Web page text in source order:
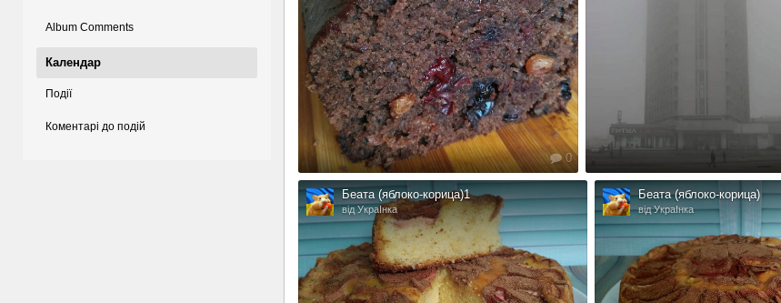
Album Comments
Календар
Події
Коментарі до подій
0
Беата (яблоко-корица)1
від УкраІнка
Беата (яблоко-корица)
від УкраІнка